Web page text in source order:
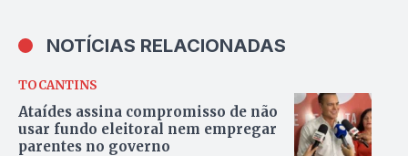
NOTÍCIAS RELACIONADAS
TOCANTINS
Ataídes assina compromisso de não
usar fundo eleitoral nem empregar
parentes no governo